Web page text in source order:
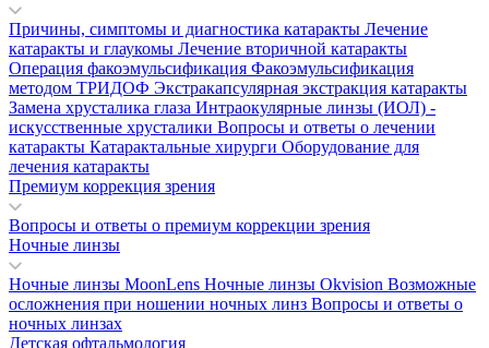
Причины, симптомы и диагностика катаракты Лечение
катаракты и глаукомы Лечение вторичной катаракты
Операция факоэмульсификация Факоэмульсификация
методом ТРИДОФ Экстракапсулярная экстракция катаракты
Замена хрусталика глаза Интраокулярные линзы (ИОЛ) -
искусственные хрусталики Вопросы и ответы о лечении
катаракты Катарактальные хирурги Оборудование для
лечения катаракты
Премиум коррекция зрения
Вопросы и ответы о премиум коррекции зрения
Ночные линзы
Ночные линзы MoonLens Ночные линзы Okvision Возможные
осложнения при ношении ночных линз Вопросы и ответы о
ночных линзах
Детская офтальмология